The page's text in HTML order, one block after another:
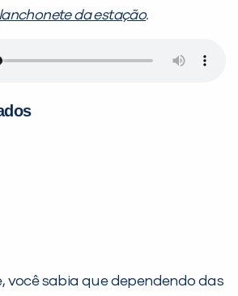
lanchonete da estação.
você sabia que dependendo das